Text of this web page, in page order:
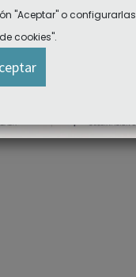
"Aceptar" o configurarlas
cookies".